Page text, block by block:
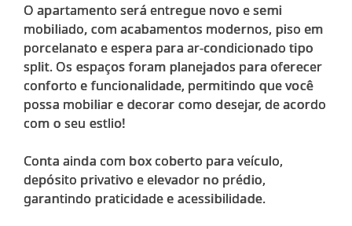
O apartamento será entregue novo e semi
mobiliado, com acabamentos modernos, piso em
porcelanato e espera para ar-condicionado tipo
split. Os espaços foram planejados para oferecer
conforto e funcionalidade, permitindo que você
possa mobiliar e decorar como desejar, de acordo
com o seu estlio!
Conta ainda com box coberto para veículo,
depósito privativo e elevador no prédio,
garantindo praticidade e acessibilidade.